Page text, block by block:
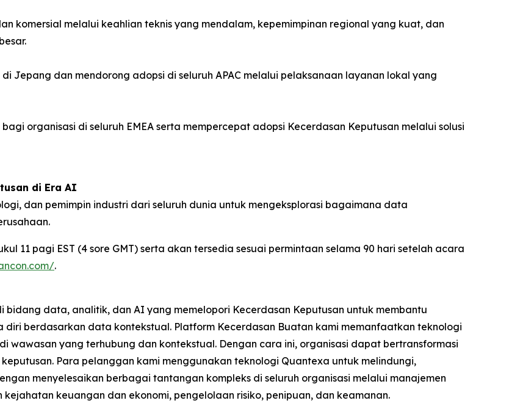
komersial melalui keahlian teknis yang mendalam, kepemimpinan regional yang kuat, dan
Jepang dan mendorong adopsi di seluruh APAC melalui pelaksanaan layanan lokal yang
organisasi di seluruh EMEA serta mempercepat adopsi Kecerdasan Keputusan melalui solusi
di Era AI
dan pemimpin industri dari seluruh dunia untuk mengeksplorasi bagaimana data
11 pagi EST (4 sore GMT) serta akan tersedia sesuai permintaan selama 90 hari setelah acara
.
data, analitik, dan AI yang memelopori Kecerdasan Keputusan untuk membantu
diri berdasarkan data kontekstual. Platform Kecerdasan Buatan kami memanfaatkan teknologi
yang terhubung dan kontekstual. Dengan cara ini, organisasi dapat bertransformasi
Para pelanggan kami menggunakan teknologi Quantexa untuk melindungi,
menyelesaikan berbagai tantangan kompleks di seluruh organisasi melalui manajemen
keuangan dan ekonomi, pengelolaan risiko, penipuan, dan keamanan.